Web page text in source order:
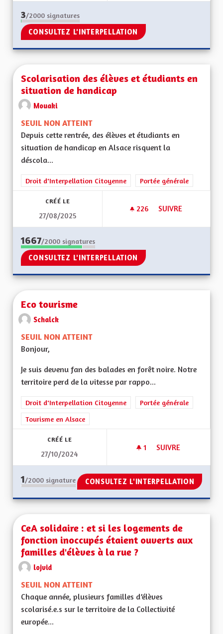
3/2000 signatures
CONSULTEZ L'INTERPELLATION
Scolarisation des élèves et étudiants en
situation de handicap
Mouaki
SEUIL NON ATTEINT
Depuis cette rentrée, des élèves et étudiants en
situation de handicap en Alsace risquent la
déscola...
Droit d'Interpellation Citoyenne Portée générale
CRÉÉ LE
27/08/2025
226 226 ABONNÉS
SUIVRE
1667/2000 signatures
CONSULTEZ L'INTERPELLATION
Eco tourisme
Schalck
SEUIL NON ATTEINT
Bonjour,
Je suis devenu fan des balades en forêt noire. Notre
territoire perd de la vitesse par rappo...
Droit d'Interpellation Citoyenne
Portée générale
Tourisme en Alsace
CRÉÉ LE
27/10/2024
1 1 ABONNÉ
SUIVRE
1/2000 signature CONSULTEZ L'INTERPELLATION
CeA solidaire : et si les logements de
fonction inoccupés étaient ouverts aux
familles d'élèves à la rue ?
lojvid
SEUIL NON ATTEINT
Chaque année, plusieurs familles d’élèves
scolarisé.e.s sur le territoire de la Collectivité
europée...